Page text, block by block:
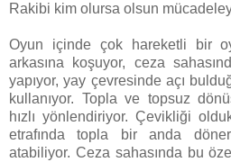
Rakibi kim olursa olsun
Oyun içinde çok hareketli bir
arkasına koşuyor, ceza
yapıyor, yay çevresinde açı
kullanıyor. Topla ve topsuz
hızlı yönlendiriyor. Çevikliği
etrafında topla bir anda
atabiliyor. Ceza sahasında bu